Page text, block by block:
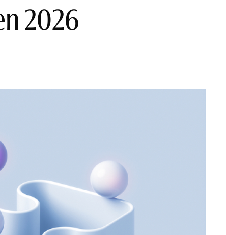
2026